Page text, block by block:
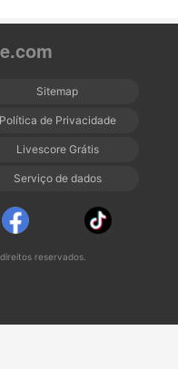
Sitemap
Política de Privacidade
Livescore Grátis
Serviço de dados
reservados.